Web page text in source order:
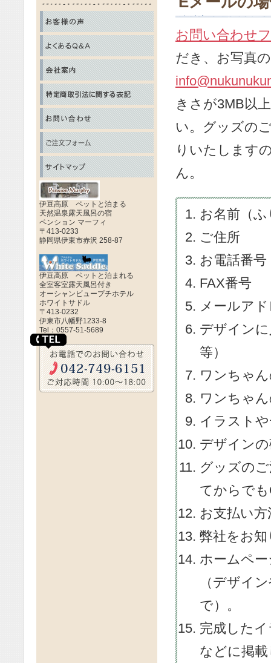
お問い合わせ
だき、お写真
きさが3MB以
い。グッズの
りいたします
ん。
お名前（
ご住所
お電話番
FAX番号
メールア
デザイン
等）
ワンちゃ
ワンちゃ
イラスト
デザイン
グッズの
てからで
お支払い
弊社をお
ホームペ
（デザイ
で）。
完成した
などに掲
伊豆高原 ペットと泊まる
天然温泉露天風呂の宿
ペンション マーフィ
〒413-0233
静岡県伊東市赤沢 258-87
伊豆高原 ペットと泊まれる
全室客室露天風呂付き
オーシャンビュープチホテル
ホワイトサドル
〒413-0232
伊東市八幡野1233-8
Tel：0557-51-5689